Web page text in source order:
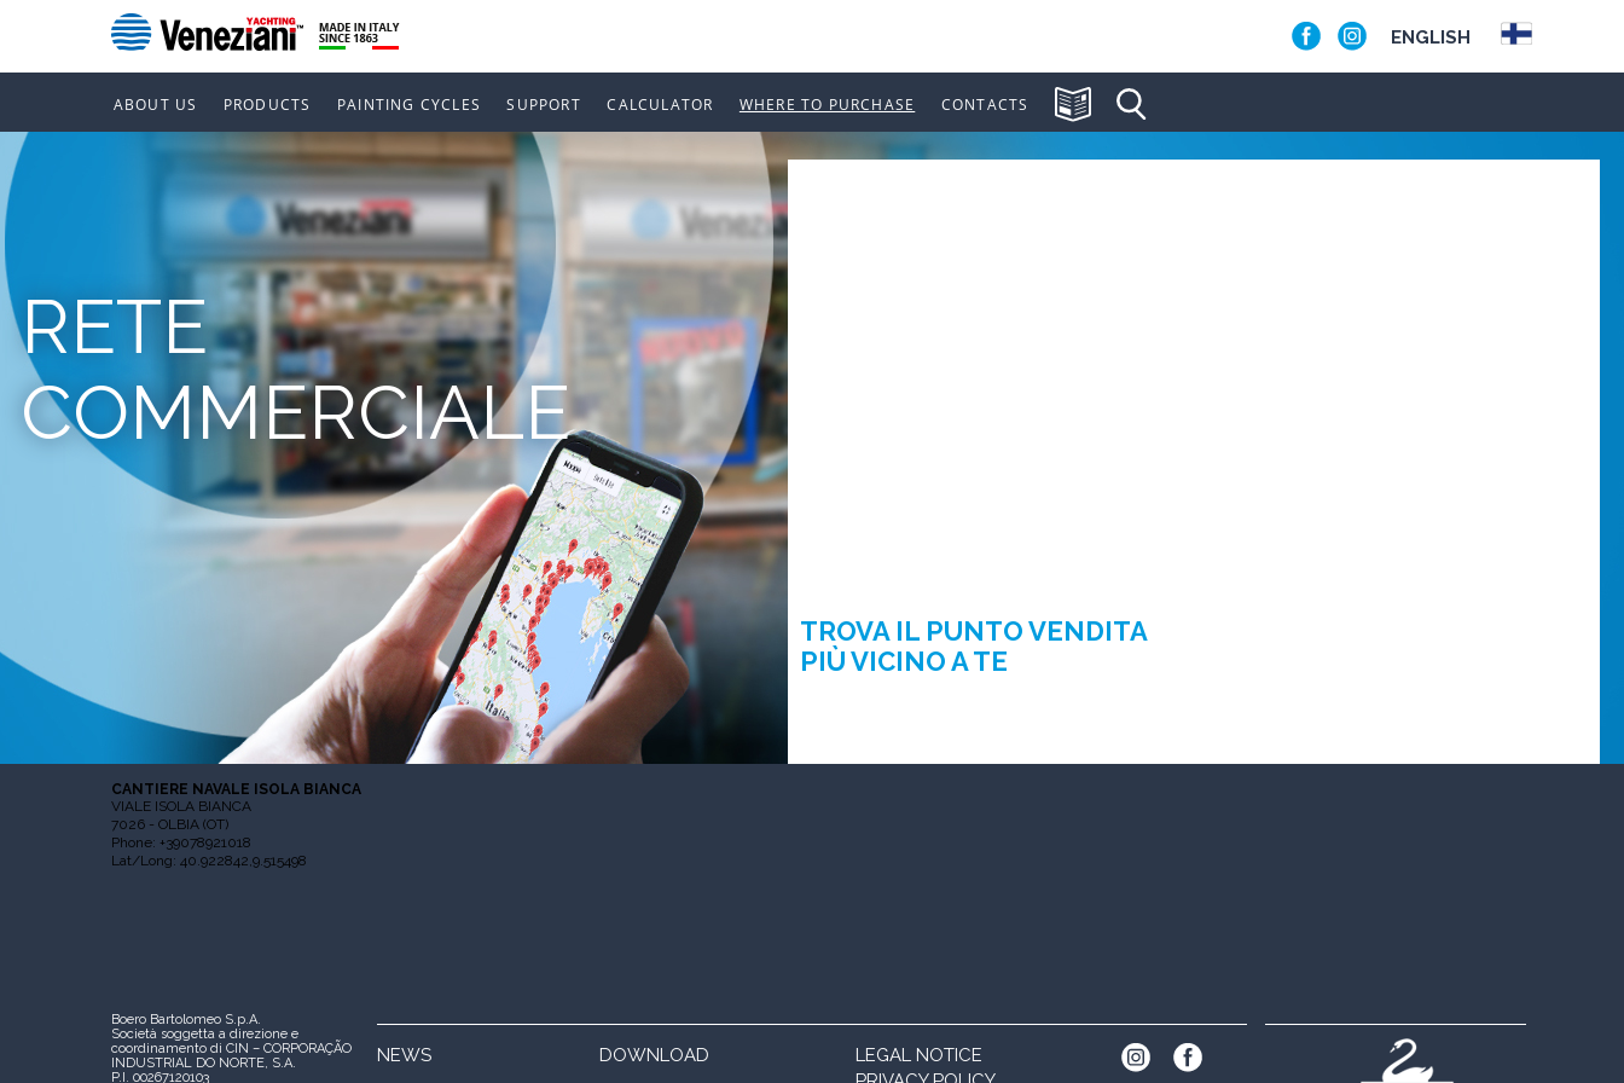
ENGLISH
ABOUT US PRODUCTS PAINTING CYCLES SUPPORT CALCULATOR WHERE TO PURCHASE CONTACTS
RETE
COMMERCIALE
TROVA IL PUNTO VENDITA
PIÙ VICINO A TE
CANTIERE NAVALE ISOLA BIANCA
VIALE ISOLA BIANCA
7026 - OLBIA (OT)
Phone: +39078921018
Lat/Long: 40.922842,9.515498
Boero Bartolomeo S.p.A.
Società soggetta a direzione e
coordinamento di CIN – CORPORAÇÃO
INDUSTRIAL DO NORTE, S.A.
P.I. 00267120103
NEWS DOWNLOAD
LEGAL NOTICE